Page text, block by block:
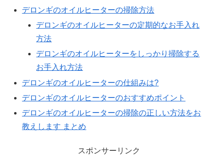
デロンギのオイルヒーターの掃除方法
デロンギのオイルヒーターの定期的なお手入れ
方法
デロンギのオイルヒーターをしっかり掃除する
お手入れ方法
デロンギのオイルヒーターの仕組みは?
デロンギのオイルヒーターのおすすめポイント
デロンギのオイルヒーターの掃除の正しい方法をお
教えします まとめ
スポンサーリンク